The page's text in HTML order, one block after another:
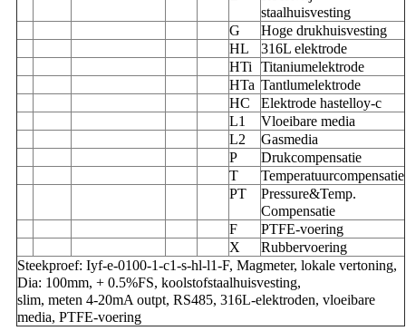
staalhuisvesting
G
Hoge drukhuisvesting
HL
316L elektrode
HTi
Titaniumelektrode
HTa Tantlumelektrode
HC
Elektrode hastelloy-c
L1
Vloeibare media
L2
Gasmedia
P
Drukcompensatie
T
Temperatuurcompensatie
PT
Pressure&Temp.
Compensatie
F
PTFE-voering
X
Rubbervoering
Steekproef: Iyf-e-0100-1-c1-s-hl-l1-F, Magmeter, lokale vertoning,
Dia: 100mm, + 0.5%FS, koolstofstaalhuisvesting,
slim, meten 4-20mA outpt, RS485, 316L-elektroden, vloeibare
media, PTFE-voering